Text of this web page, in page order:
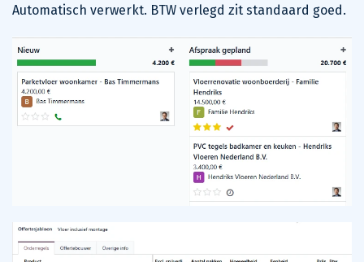
Automatisch verwerkt. BTW verlegd zit standaard goed.